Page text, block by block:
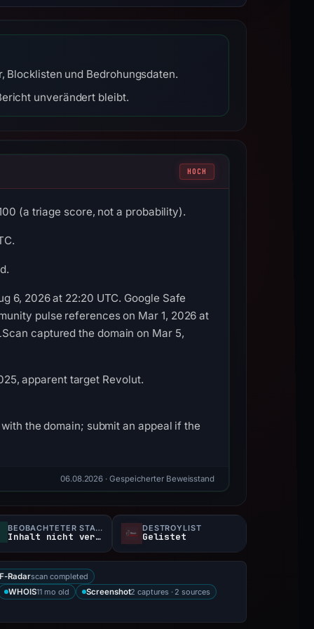
Blocklisten und Bedrohungsdaten.
unverändert bleibt.
HOCH
(a triage score, not a probability).
6, 2026 at 22:20 UTC. Google Safe
pulse references on Mar 1, 2026 at
captured the domain on Mar 5,
apparent target Revolut.
the domain; submit an appeal if the
06.08.2026 · Gespeicherter Beweisstand
BEOBACHTETER STATUS
Inhalt nicht verfügbar
DESTROYLIST
Gelistet
Radarscan completed
WHOIS11 mo old Screenshot2 captures · 2 sources